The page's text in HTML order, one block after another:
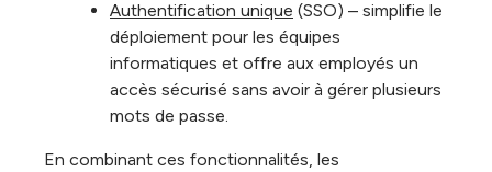
Authentification unique (SSO) – simplifie le
déploiement pour les équipes
informatiques et offre aux employés un
accès sécurisé sans avoir à gérer plusieurs
mots de passe.
En combinant ces fonctionnalités, les